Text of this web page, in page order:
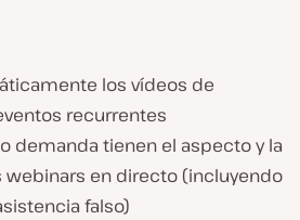
los vídeos de
recurrentes
demanda tienen el aspecto y la
webinars en directo (incluyendo
falso)